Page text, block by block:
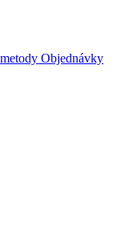
Objednávky